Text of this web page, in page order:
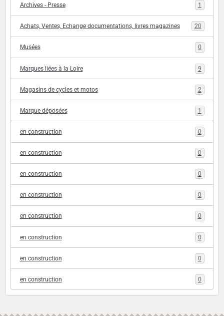
Archives - Presse 1
Achats, Ventes, Echange documentations, livres magazines 20
Musées 0
Marques liées à la Loire 9
Magasins de cycles et motos 2
Marque déposées 1
en construction 0
en construction 0
en construction 0
en construction 0
en construction 0
en construction 0
en construction 0
en construction 0